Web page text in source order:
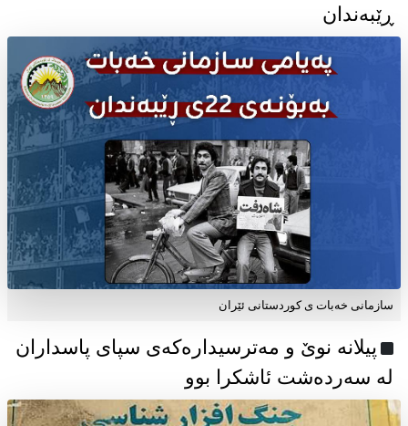
ڕێبەندان
سازمانی خەبات ی كوردستانی ئێران
پیلانە نوێ و مەترسیدارەکەی سپای پاسداران
لە سەردەشت ئاشکرا بوو